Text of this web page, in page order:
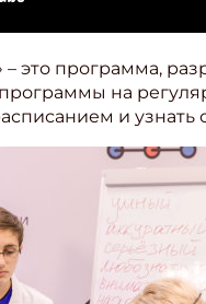
это программа,
на
и
имя
Ваш Email